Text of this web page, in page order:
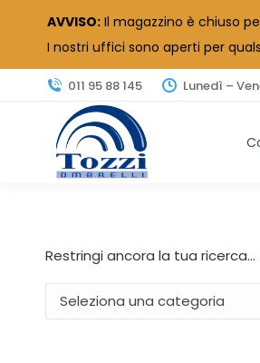
AVVISO: Il magazzino è chiuso
I nostri uffici sono aperti per
011 95 88 145 Lunedì –
Restringi ancora la tua ricerca…
Seleziona una categoria